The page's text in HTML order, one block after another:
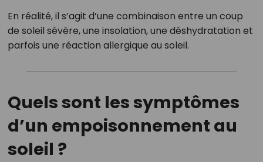
En réalité, il s’agit d’une combinaison entre un coup
de soleil sévère, une insolation, une déshydratation et
parfois une réaction allergique au soleil.
Quels sont les symptômes
d’un empoisonnement au
soleil ?